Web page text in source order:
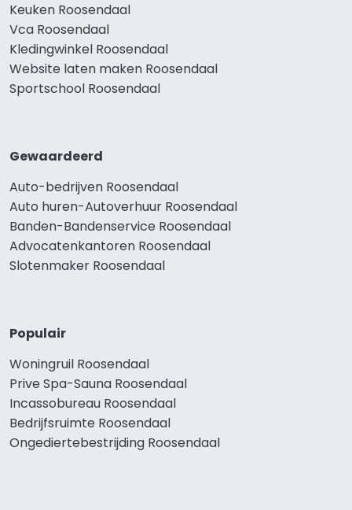
Keuken Roosendaal
Vca Roosendaal
Kledingwinkel Roosendaal
Website laten maken Roosendaal
Sportschool Roosendaal
Gewaardeerd
Auto-bedrijven Roosendaal
Auto huren-Autoverhuur Roosendaal
Banden-Bandenservice Roosendaal
Advocatenkantoren Roosendaal
Slotenmaker Roosendaal
Populair
Woningruil Roosendaal
Prive Spa-Sauna Roosendaal
Incassobureau Roosendaal
Bedrijfsruimte Roosendaal
Ongediertebestrijding Roosendaal